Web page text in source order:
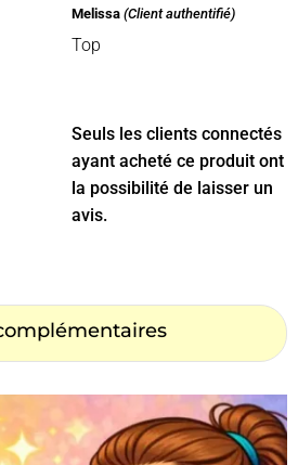
5
Melissa (Client authentifié)
Top
Seuls les clients connectés
ayant acheté ce produit ont
la possibilité de laisser un
avis.